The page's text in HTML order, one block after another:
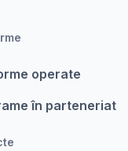
operate
în parteneriat